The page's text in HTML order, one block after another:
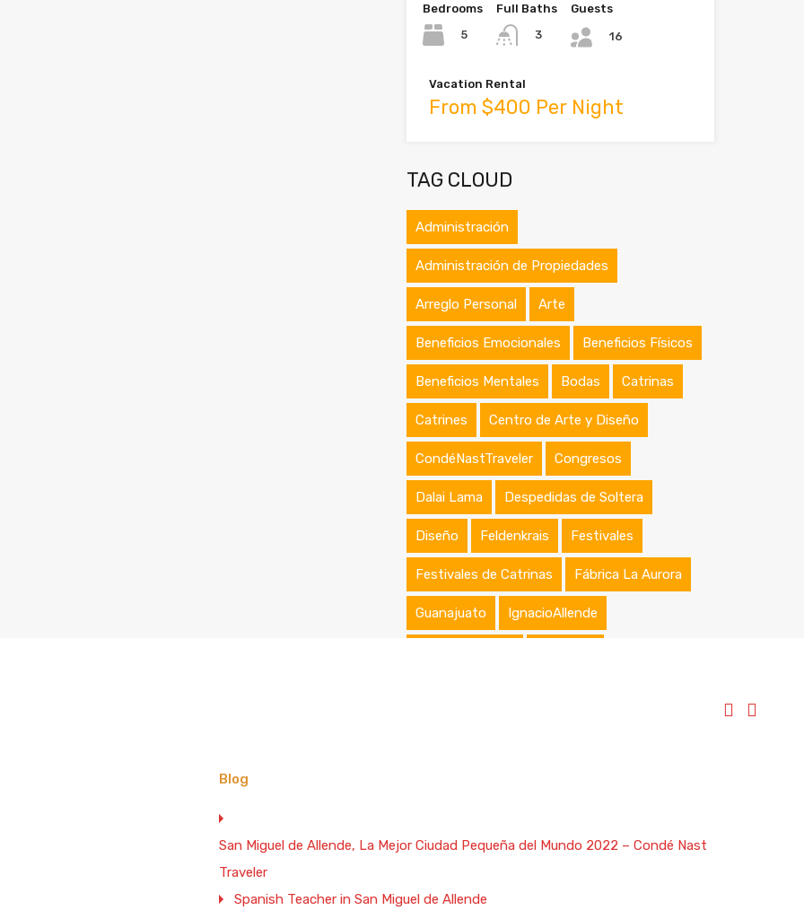
Bedrooms
5
Full Baths
3
Guests
16
Vacation Rental
From $400 Per Night
TAG CLOUD
Administración
Administración de Propiedades
Arreglo Personal Arte
Beneficios Emocionales Beneficios Físicos
Beneficios Mentales Bodas Catrinas
Catrines Centro de Arte y Diseño
CondéNastTraveler Congresos
Dalai Lama Despedidas de Soltera
Diseño Feldenkrais Festivales
Festivales de Catrinas Fábrica La Aurora
Guanajuato IgnacioAllende
Rentas Vacacionales Reserva Natural
Blog
San Miguel de Allende, La Mejor Ciudad Pequeña del Mundo 2022 – Condé Nast
Traveler
Spanish Teacher in San Miguel de Allende